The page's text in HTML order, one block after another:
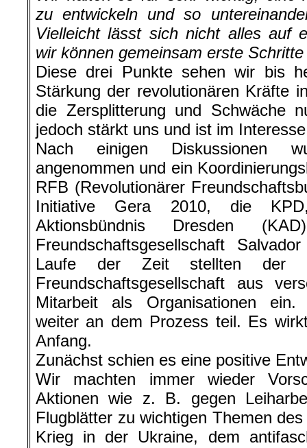
zu entwickeln und so
Vielleicht lässt sich nicht alles auf
wir können gemeinsam erste Schritte
Diese drei Punkte sehen wir bis
Stärkung der revolutionären Kräfte
die Zersplitterung und Schwäche
jedoch stärkt uns und ist im
Nach einigen Diskussionen
angenommen und ein
RFB (Revolutionärer
Initiative Gera 2010, die
Aktionsbündnis Dresden
Freundschaftsgesellschaft
Laufe der Zeit stellten der
Freundschaftsgesellschaft aus
Mitarbeit als Organisationen ein.
weiter an dem Prozess teil. Es
Anfang.
Zunächst schien es eine positive
Wir machten immer wieder
Aktionen wie z. B. gegen
Flugblätter zu wichtigen Themen
Krieg in der Ukraine, dem